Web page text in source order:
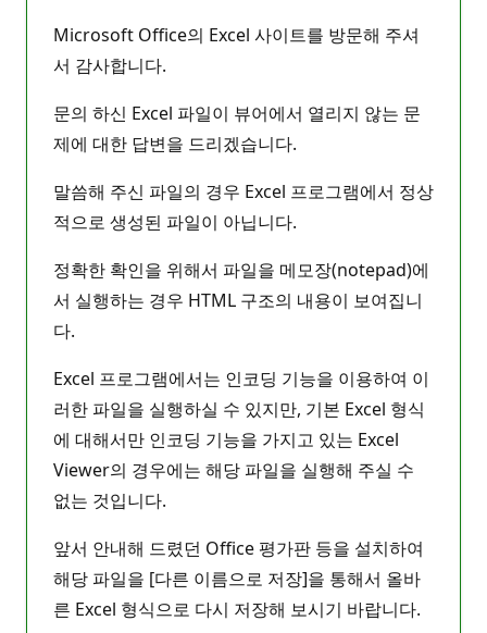
Microsoft Office의 Excel 사이트를 방문해 주셔
서 감사합니다.
문의 하신 Excel 파일이 뷰어에서 열리지 않는 문
제에 대한 답변을 드리겠습니다.
말씀해 주신 파일의 경우 Excel 프로그램에서 정상
적으로 생성된 파일이 아닙니다.
정확한 확인을 위해서 파일을 메모장(notepad)에
서 실행하는 경우 HTML 구조의 내용이 보여집니
다.
Excel 프로그램에서는 인코딩 기능을 이용하여 이
러한 파일을 실행하실 수 있지만, 기본 Excel 형식
에 대해서만 인코딩 기능을 가지고 있는 Excel
Viewer의 경우에는 해당 파일을 실행해 주실 수
없는 것입니다.
앞서 안내해 드렸던 Office 평가판 등을 설치하여
해당 파일을 [다른 이름으로 저장]을 통해서 올바
른 Excel 형식으로 다시 저장해 보시기 바랍니다.